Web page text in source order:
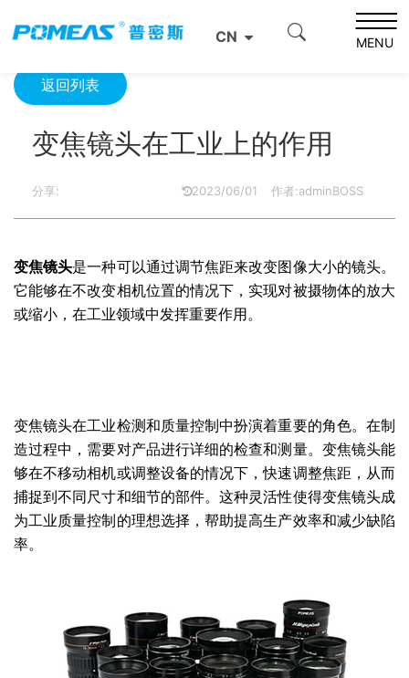
CN MENU
返回列表
变焦镜头在工业上的作用
分享: 2023/06/01 作者:adminBOSS
变焦镜头是一种可以通过调节焦距来改变图像大小的镜头。
它能够在不改变相机位置的情况下，实现对被摄物体的放大
或缩小，在工业领域中发挥重要作用。
变焦镜头在工业检测和质量控制中扮演着重要的角色。在制
造过程中，需要对产品进行详细的检查和测量。变焦镜头能
够在不移动相机或调整设备的情况下，快速调整焦距，从而
捕捉到不同尺寸和细节的部件。这种灵活性使得变焦镜头成
为工业质量控制的理想选择，帮助提高生产效率和减少缺陷
率。